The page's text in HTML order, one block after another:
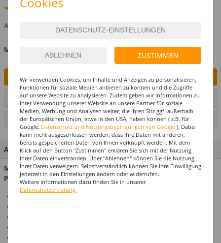
Premium-Lieferung verfügbar
Auf Lager
MENGE
IN DEN WARENKORB
ARTIKEL AUF WUNSCHLISTE SETZEN
SEITE DRUCKEN
ARTIKEL MERKMALE & DETAILS
Material: 40% Glas, 40% Polyurethan, 15% Polyester, 5%
Polypropylen
Disco-Kugel-Helm in Pride-Farben
ZUSTIMMEN
Wir verwenden Cookies, um Inhalte und Anzeigen zu personalisieren,
Funktionen für soziale Medien anbieten zu können und die Zugriffe
auf unsere Website zu analysieren. Zudem geben wir Informationen zu
Ihrer Verwendung unserer Website an unsere Partner für soziale
Medien, Werbung und Analysen weiter, die ihren Sitz ggf. außerhalb
der Europäischen Union, etwa in den USA, haben können ( z.B. für
Google: Datenschutz und Nutzungsbedingungen von Google ). Dabei
kann nicht ausgeschlossen werden, dass Ihre Daten mit anderen,
bereits gespeicherten Daten von Ihnen verknüpft werden. Mit dem
Klick auf den Button "Zustimmen" erklären Sie sich mit der Nutzung
Ihrer Daten einverstanden. Über "Ablehnen" können Sie die Nutzung
Ihrer Daten verweigern. Selbstverständlich können Sie Ihre Einwilligung
jederzeit in den Einstellungen ändern oder widerrufen.
Weitere Informationen dazu finden Sie in unserer
Datenschutzerklärung.